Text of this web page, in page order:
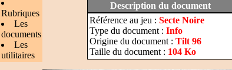
Rubriques
Les
documents
Les
utilitaires
Description du document
Référence au jeu : Secte Noire
Type du document : Info
Origine du document : Tilt 96
Taille du document : 104 Ko